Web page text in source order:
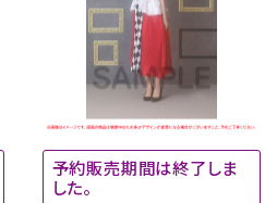
予約販売期間は終了しま
した。